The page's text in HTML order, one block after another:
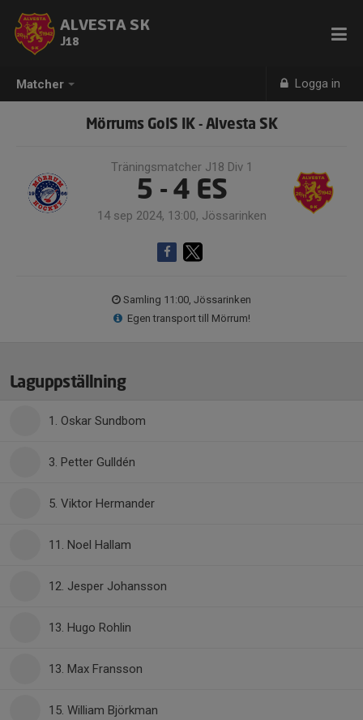
Matcher Logga in
ALVESTA SK
J18
Mörrums GoIS IK - Alvesta SK
Träningsmatcher J18 Div 1
5 - 4 ES
14 sep 2024, 13:00, Jössarinken
Samling 11:00, Jössarinken
Egen transport till Mörrum!
Laguppställning
1. Oskar Sundbom
3. Petter Gulldén
5. Viktor Hermander
11. Noel Hallam
12. Jesper Johansson
13. Hugo Rohlin
13. Max Fransson
15. William Björkman